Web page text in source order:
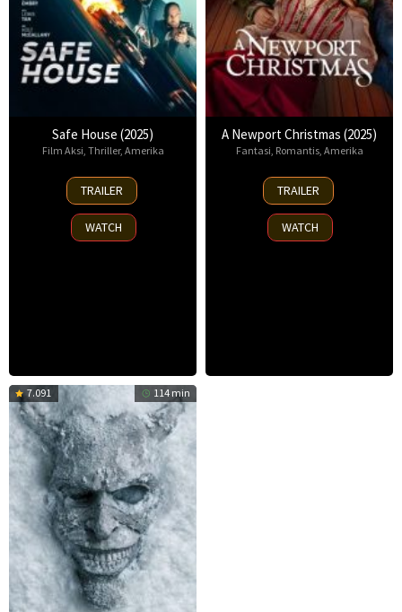
Safe House (2025)
Film Aksi, Thriller, Amerika
30
Oct
2025
TRAILER
WATCH
A Newport Christmas (2025)
Fantasi, Romantis, Amerika
2
Nov
2025
TRAILER
WATCH
7.091 114 min